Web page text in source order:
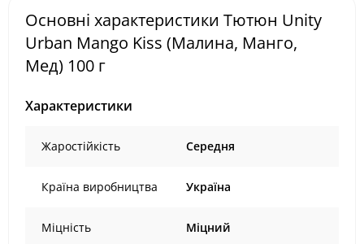
Основні характеристики Тютюн Unity
Urban Mango Kiss (Малина, Манго,
Мед) 100 г
Характеристики
Жаростійкість Середня
Країна виробництва Україна
Міцність Міцний